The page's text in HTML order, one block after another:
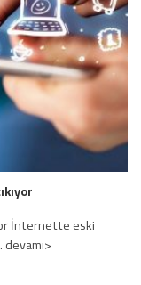
İnternette eski